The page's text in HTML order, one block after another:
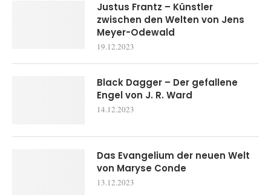
Justus Frantz – Künstler
zwischen den Welten von Jens
Meyer-Odewald
19.12.2023
Black Dagger – Der gefallene
Engel von J. R. Ward
14.12.2023
Das Evangelium der neuen Welt
von Maryse Conde
13.12.2023